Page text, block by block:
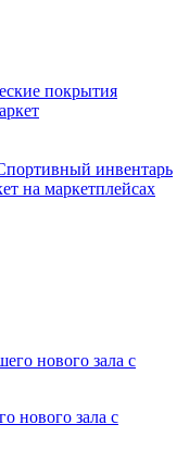
покрытия
инвентарь
на маркетплейсах
нового зала с